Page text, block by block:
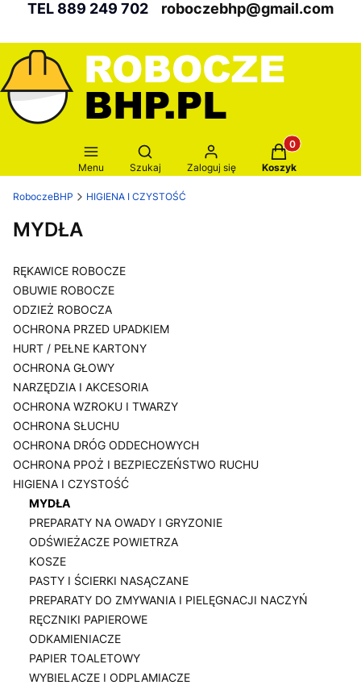
TEL 889 249 702 roboczebhp@gmail.com
Menu
Otwórz wyszukiwarkę
Szukaj Zaloguj się
Produkty w
Koszyk
RoboczeBHP HIGIENA I CZYSTOŚĆ
MYDŁA
RĘKAWICE ROBOCZE
OBUWIE ROBOCZE
ODZIEŻ ROBOCZA
OCHRONA PRZED UPADKIEM
HURT / PEŁNE KARTONY
OCHRONA GŁOWY
NARZĘDZIA I AKCESORIA
OCHRONA WZROKU I TWARZY
OCHRONA SŁUCHU
OCHRONA DRÓG ODDECHOWYCH
OCHRONA PPOŻ I BEZPIECZEŃSTWO RUCHU
HIGIENA I CZYSTOŚĆ
MYDŁA
PREPARATY NA OWADY I GRYZONIE
ODŚWIEŻACZE POWIETRZA
KOSZE
PASTY I ŚCIERKI NASĄCZANE
PREPARATY DO ZMYWANIA I PIELĘGNACJI NACZYŃ
RĘCZNIKI PAPIEROWE
ODKAMIENIACZE
PAPIER TOALETOWY
WYBIELACZE I ODPLAMIACZE